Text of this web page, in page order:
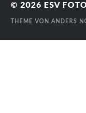
© 2026 ESV
THEME VONANDERS